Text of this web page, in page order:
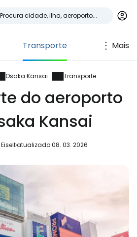
Transporte Mais
Osaka Kansai Transporte
do aeroporto
Kansai
atualizado 08. 03. 2026
no
mundial de viajantes
com o Facebook
com o correio
eletrónico